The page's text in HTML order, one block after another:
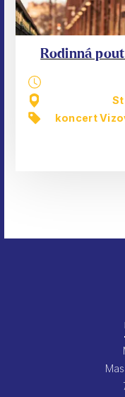
Rodinná
koncert